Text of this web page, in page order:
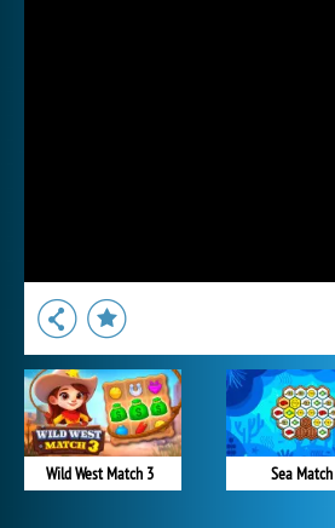
Wild West Match 3 Sea Match